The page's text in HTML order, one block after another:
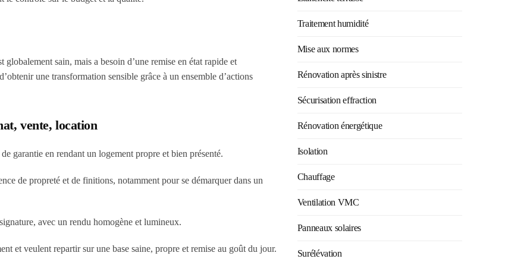
sain, mais a besoin d’une remise en état rapide et
une transformation sensible grâce à un ensemble d’actions
vente, location
garantie en rendant un logement propre et bien présenté.
de propreté et de finitions, notamment pour se démarquer dans un
avec un rendu homogène et lumineux.
et veulent repartir sur une base saine, propre et remise au goût du jour.
Traitement humidité
Mise aux normes
Rénovation après sinistre
Sécurisation effraction
Rénovation énergétique
Isolation
Chauffage
Ventilation VMC
Panneaux solaires
Surélévation